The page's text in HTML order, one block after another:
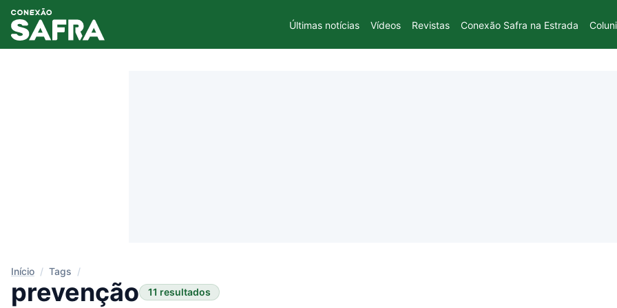
Últimas notícias Vídeos Revistas Conexão Safra na Estrada
Início / Tags /
prevenção 11 resultados